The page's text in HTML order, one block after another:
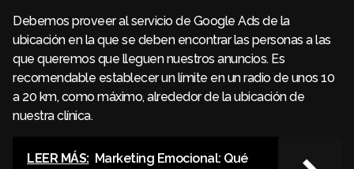
Debemos proveer al servicio de Google Ads de la
ubicación en la que se deben encontrar las personas a las
que queremos que lleguen nuestros anuncios. Es
recomendable establecer un límite en un radio de unos 10
a 20 km, como máximo, alrededor de la ubicación de
nuestra clínica.
LEER MÁS: Marketing Emocional: Qué